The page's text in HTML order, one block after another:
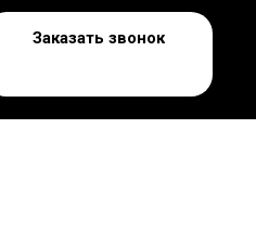
Заказать звонок